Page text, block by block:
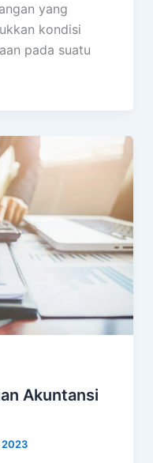
yang
kondisi
pada suatu
Akuntansi
2023